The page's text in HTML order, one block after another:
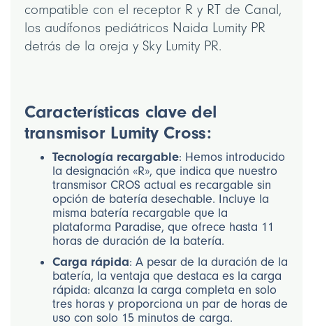
compatible con el receptor R y RT de Canal,
los audífonos pediátricos Naida Lumity PR
detrás de la oreja y Sky Lumity PR.
Características clave del
transmisor Lumity Cross:
Tecnología recargable: Hemos introducido
la designación «R», que indica que nuestro
transmisor CROS actual es recargable sin
opción de batería desechable. Incluye la
misma batería recargable que la
plataforma Paradise, que ofrece hasta 11
horas de duración de la batería.
Carga rápida: A pesar de la duración de la
batería, la ventaja que destaca es la carga
rápida: alcanza la carga completa en solo
tres horas y proporciona un par de horas de
uso con solo 15 minutos de carga.